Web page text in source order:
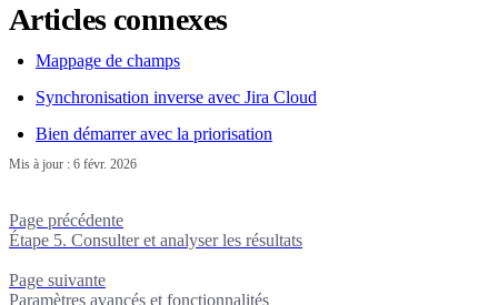
Articles connexes
Mappage de champs
Synchronisation inverse avec Jira Cloud
Bien démarrer avec la priorisation
Mis à jour : 6 févr. 2026
Page précédente
Étape 5. Consulter et analyser les résultats
Page suivante
Paramètres avancés et fonctionnalités